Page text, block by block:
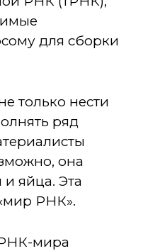
для сборки
только нести
ряд
она
и яйца. Эта
РНК».
мира